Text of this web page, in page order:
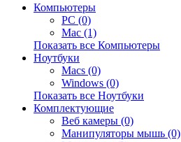
Компьютеры
PC (0)
Mac (1)
Показать все Компьютеры
Ноутбуки
Macs (0)
Windows (0)
Показать все Ноутбуки
Комплектующие
Веб камеры (0)
Манипуляторы мышь (0)